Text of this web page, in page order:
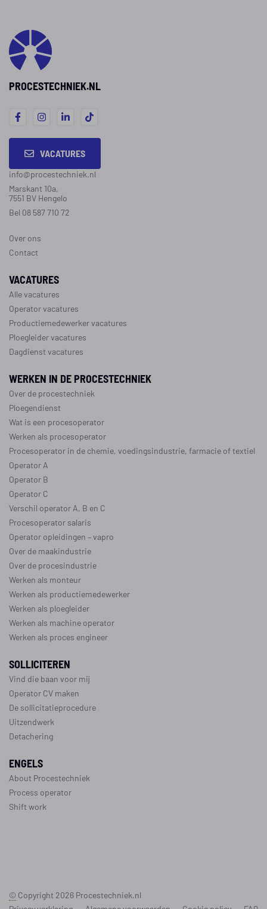
PROCESTECHNIEK.NL
VACATURES
info@procestechniek.nl
Marskant 10a,
7551 BV Hengelo
Bel 08 587 710 72
Over ons
Contact
VACATURES
Alle vacatures
Operator vacatures
Productiemedewerker vacatures
Ploegleider vacatures
Dagdienst vacatures
WERKEN IN DE PROCESTECHNIEK
Over de procestechniek
Ploegendienst
Wat is een procesoperator
Werken als procesoperator
Procesoperator in de chemie, voedingsindustrie, farmacie oftextiel
Operator A
Operator B
Operator C
Verschil operator A, B en C
Procesoperator salaris
Operator opleidingen –vapro
Over de maakindustrie
Over de procesindustrie
Werken als monteur
Werken als productiemedewerker
Werken als ploegleider
Werken als machine operator
Werken als proces engineer
SOLLICITEREN
Vind die baan voor mij
Operator CV maken
De sollicitatieprocedure
Uitzendwerk
Detachering
ENGELS
About Procestechniek
Process operator
Shift work
© Copyright 2026 Procestechniek.nl